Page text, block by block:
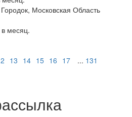
Московская Область
в месяц.
13 14 15 16 17 ... 131